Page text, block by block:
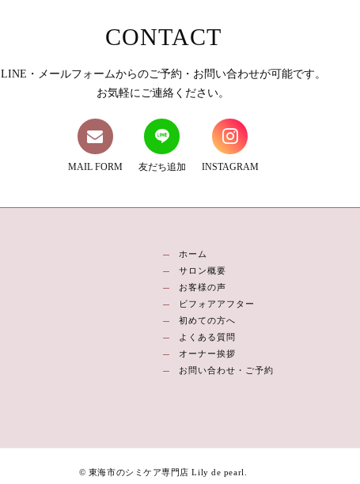
CONTACT
LINE・メールフォームからのご予約・お問い合わせが可能です。
お気軽にご連絡ください。
MAIL FORM 友だち追加 INSTAGRAM
ホーム
サロン概要
お客様の声
ビフォアアフター
初めての方へ
よくある質問
オーナー挨拶
お問い合わせ・ご予約
© 東海市のシミケア専門店 Lily de pearl.